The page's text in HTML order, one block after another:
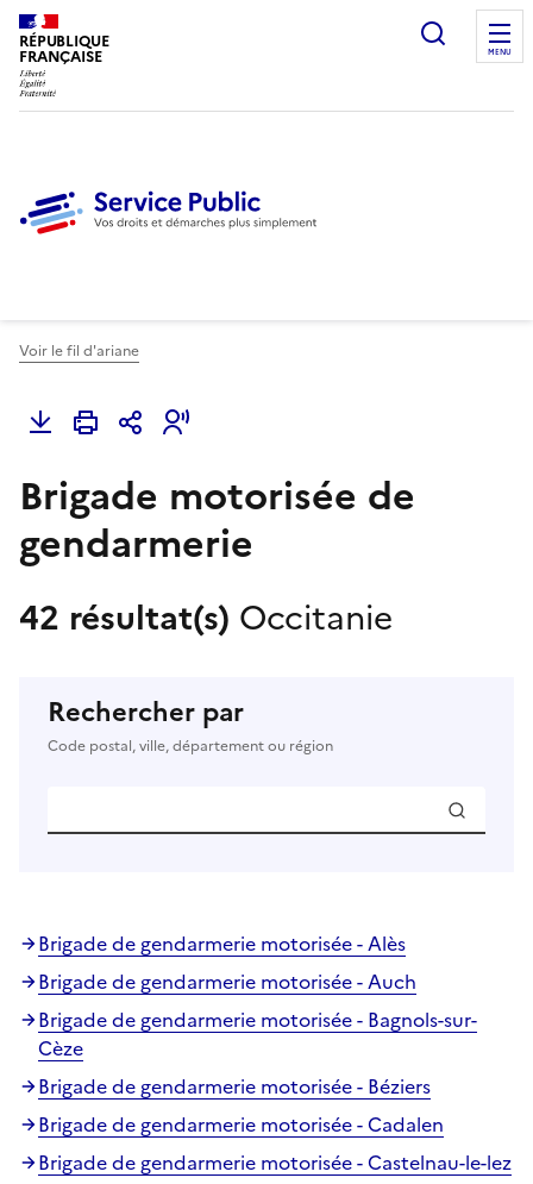
RÉPUBLIQUE
FRANÇAISE
Ouvrir
MENU
Voir le fil d'ariane
Brigade motorisée de
gendarmerie
42 résultat(s) Occitanie
Rechercher par
Code postal, ville, département ou région
Brigade de gendarmerie motorisée - Alès
Brigade de gendarmerie motorisée - Auch
Brigade de gendarmerie motorisée - Bagnols-sur-
Cèze
Brigade de gendarmerie motorisée - Béziers
Brigade de gendarmerie motorisée - Cadalen
Brigade de gendarmerie motorisée - Castelnau-le-lez